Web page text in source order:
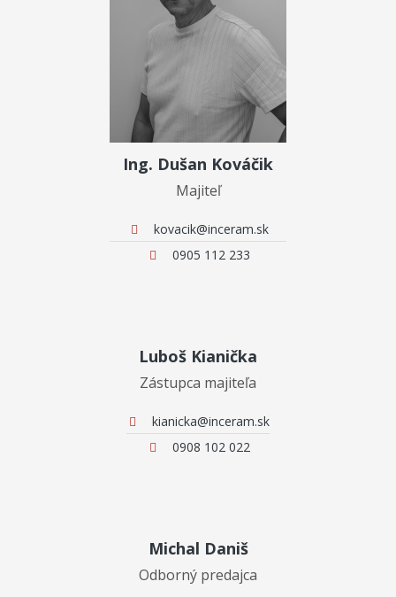
Ing. Dušan Kováčik
Majiteľ
kovacik@inceram.sk
0905 112 233
Luboš Kianička
Zástupca majiteľa
kianicka@inceram.sk
0908 102 022
Michal Daniš
Odborný predajca